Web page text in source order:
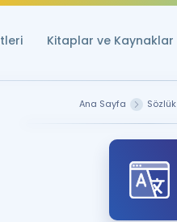
Kitaplar ve Kaynaklar
Ana Sayfa Sözlük